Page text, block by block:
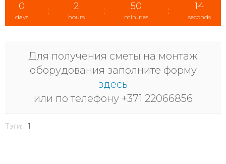
0
days
: 2
hours
: 50
minutes
: 13
seconds
Для получения сметы на монтаж
оборудования заполните форму
здесь
или по телефону +371 22066856
Тэги: 1